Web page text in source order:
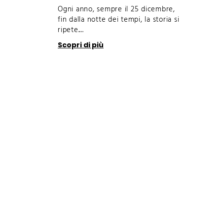
Ogni anno, sempre il 25 dicembre,
fin dalla notte dei tempi, la storia si
ripete....
Scopri di più